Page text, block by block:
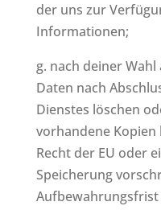
der uns zur
Informationen;
g. nach deiner
Daten nach
Dienstes löschen
vorhandene
Recht der EU oder
Speicherung